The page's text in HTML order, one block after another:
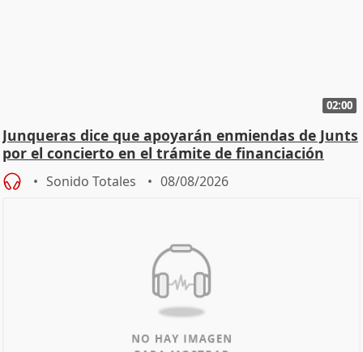
02:00
Junqueras dice que apoyarán enmiendas de Junts
por el concierto en el trámite de financiación
Sonido Totales 08/08/2026